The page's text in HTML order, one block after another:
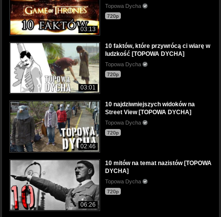
03:13
Topowa Dycha
720p
03:01
10 faktów, które przywrócą ci wiarę w
ludzkość [TOPOWA DYCHA]
Topowa Dycha
720p
02:46
10 najdziwniejszych widoków na
Street View [TOPOWA DYCHA]
Topowa Dycha
720p
06:26
10 mitów na temat nazistów [TOPOWA
DYCHA]
Topowa Dycha
720p